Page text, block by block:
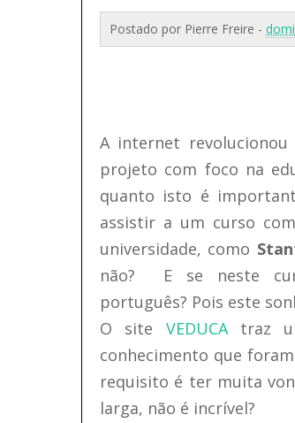
Postado por Pierre Freire -
A internet
projeto com foco na
quanto isto é
assistir a um curso
universidade, como
não? E se neste
português? Pois este
O site VEDUCAtraz
conhecimento que
requisito é ter muita
larga, não é incrível?